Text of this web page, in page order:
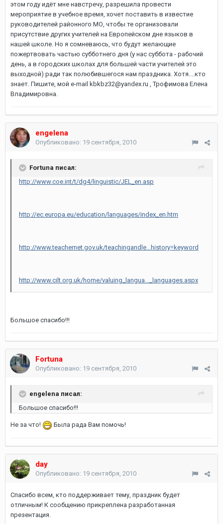
этом году идёт мне навстречу, разрешила провести
мероприятие в учебное время, хочет поставить в известие
руководителей районного МО, чтобы те организовали
присутствие других учителей на Европейском дне языков в
нашей школе. Но я сомневаюсь, что будут желающие
пожертвовать частью субботнего дня (у нас суббота - рабочий
день, а в городских школах для большей части учителей это
выходной) ради так полюбившегося нам праздника. Хотя....кто
знает. Пишите, мой e-mail kbkbz32@yandex.ru , Трофимова Елена
Владимировна.
engelena
Опубликовано: 19 сентября, 2010
Fortuna писал:
http://www.coe.int/t/dg4/linguistic/JEL_en.asp
http://ec.europa.eu/education/languages/index_en.htm
http://www.teachernet.gov.uk/teachingandle...history=keyword
http://www.cilt.org.uk/home/valuing_langua..._languages.aspx
Большое спасибо!!!
Fortuna
Опубликовано: 19 сентября, 2010
engelena писал:
Большое спасибо!!!
Не за что! Была рада Вам помочь!
day
Опубликовано: 19 сентября, 2010
Спасибо всем, кто поддерживает тему, праздник будет
отличным! К сообщению прикреплена разработанная
презентация.